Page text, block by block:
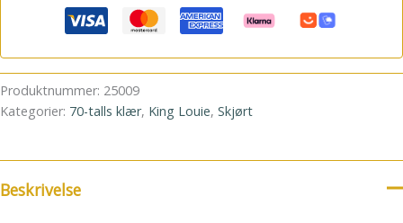
Produktnummer: 25009
Kategorier: 70-talls klær, King Louie, Skjørt
Beskrivelse